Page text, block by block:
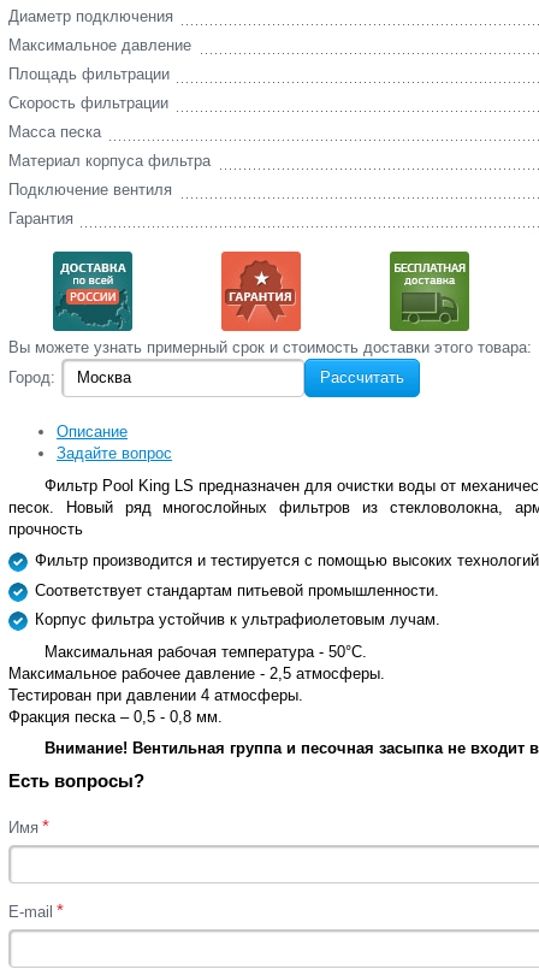
Диаметр подключения
Максимальное давление
Площадь фильтрации
Скорость фильтрации
Масса песка
Материал корпуса фильтра
Подключение вентиля
Гарантия
Вы‌ можете‌ узнать‌ примерный срок и стоимость‌ доставки этого товара:
Город:
Рассчитать
Описание
Задайте вопрос
Фильтр Pool King LS предназначен для очистки воды от
песок.
Новый ряд многослойных фильтров из стекловолокна,
прочность
Фильтр производится и тестируется с помощью высоких
Соответствует стандартам питьевой промышленности.
Корпус фильтра устойчив к ультрафиолетовым лучам.
Максимальная рабочая температура - 50°С.
Максимальное рабочее давление - 2,5 атмосферы.
Тестирован при давлении 4 атмосферы.
Фракция песка – 0,5 - 0,8 мм.
Внимание! Вентильная группа и песочная засыпка не входит
Есть вопросы?
Имя *
E-mail *